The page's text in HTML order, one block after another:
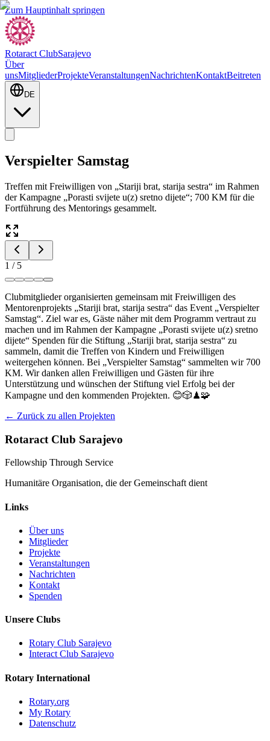
Zum Hauptinhalt springen
Rotaract ClubSarajevo
Über
unsMitgliederProjekteVeranstaltungenNachrichtenKontaktBeitreten
DE
Verspielter Samstag
Treffen mit Freiwilligen von „Stariji brat, starija sestra“ im Rahmen
der Kampagne „Porasti svijete u(z) sretno dijete“; 700 KM für die
Fortführung des Mentorings gesammelt.
1 / 5
Clubmitglieder organisierten gemeinsam mit Freiwilligen des
Mentorenprojekts „Stariji brat, starija sestra“ das Event „Verspielter
Samstag“. Ziel war es, Gäste näher mit dem Programm vertraut zu
machen und im Rahmen der Kampagne „Porasti svijete u(z) sretno
dijete“ Spenden für die Stiftung „Stariji brat, starija sestra“ zu
sammeln, damit die Treffen von Kindern und Freiwilligen
weitergehen können. Bei „Verspielter Samstag“ sammelten wir 700
KM. Wir danken allen Freiwilligen und Gästen für ihre
Unterstützung und wünschen der Stiftung viel Erfolg bei der
Kampagne und den kommenden Projekten. 😊🎲♟🧩
← Zurück zu allen Projekten
Rotaract Club Sarajevo
Fellowship Through Service
Humanitäre Organisation, die der Gemeinschaft dient
Links
Über uns
Mitglieder
Projekte
Veranstaltungen
Nachrichten
Kontakt
Spenden
Unsere Clubs
Rotary Club Sarajevo
Interact Club Sarajevo
Rotary International
Rotary.org
My Rotary
Datenschutz